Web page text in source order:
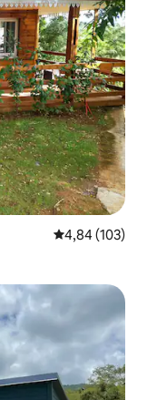
Évaluation
4,84 (103)